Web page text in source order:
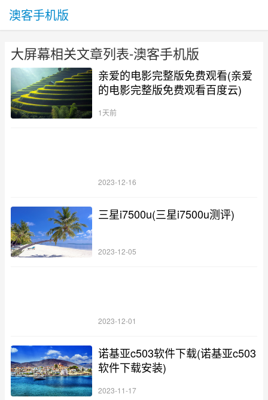
澳客手机版
大屏幕相关文章列表-澳客手机版
亲爱的电影完整版免费观看(亲爱
的电影完整版免费观看百度云)
1天前
2023-12-16
三星i7500u(三星i7500u测评)
2023-12-05
2023-12-01
诺基亚c503软件下载(诺基亚c503
软件下载安装)
2023-11-17